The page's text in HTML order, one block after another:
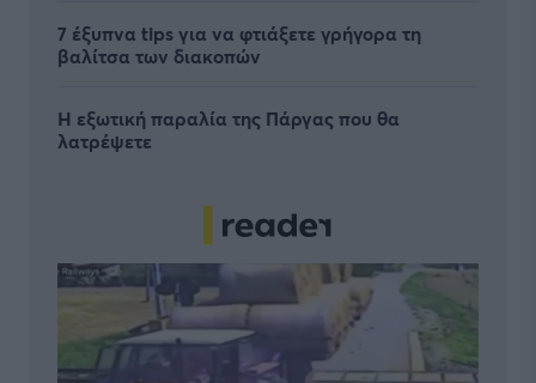
7 έξυπνα tips για να φτιάξετε γρήγορα τη
βαλίτσα των διακοπών
Η εξωτική παραλία της Πάργας που θα
λατρέψετε